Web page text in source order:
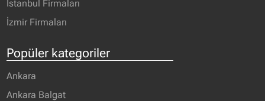
İstanbul Firmaları
İzmir Firmaları
Popüler kategoriler
Ankara
Ankara Balgat